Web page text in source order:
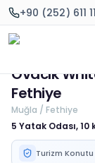
+90 (252) 611
Ovacık
Fethiye
Muğla / Fethiye
5 Yatak Odası, 10
Turizm